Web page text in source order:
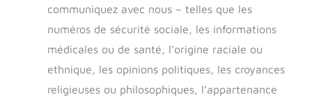
communiquez avec nous – telles que les
numéros de sécurité sociale, les informations
médicales ou de santé, l’origine raciale ou
ethnique, les opinions politiques, les croyances
religieuses ou philosophiques, l’appartenance